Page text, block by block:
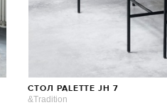
СТОЛ PALETTE JH 7
&Tradition